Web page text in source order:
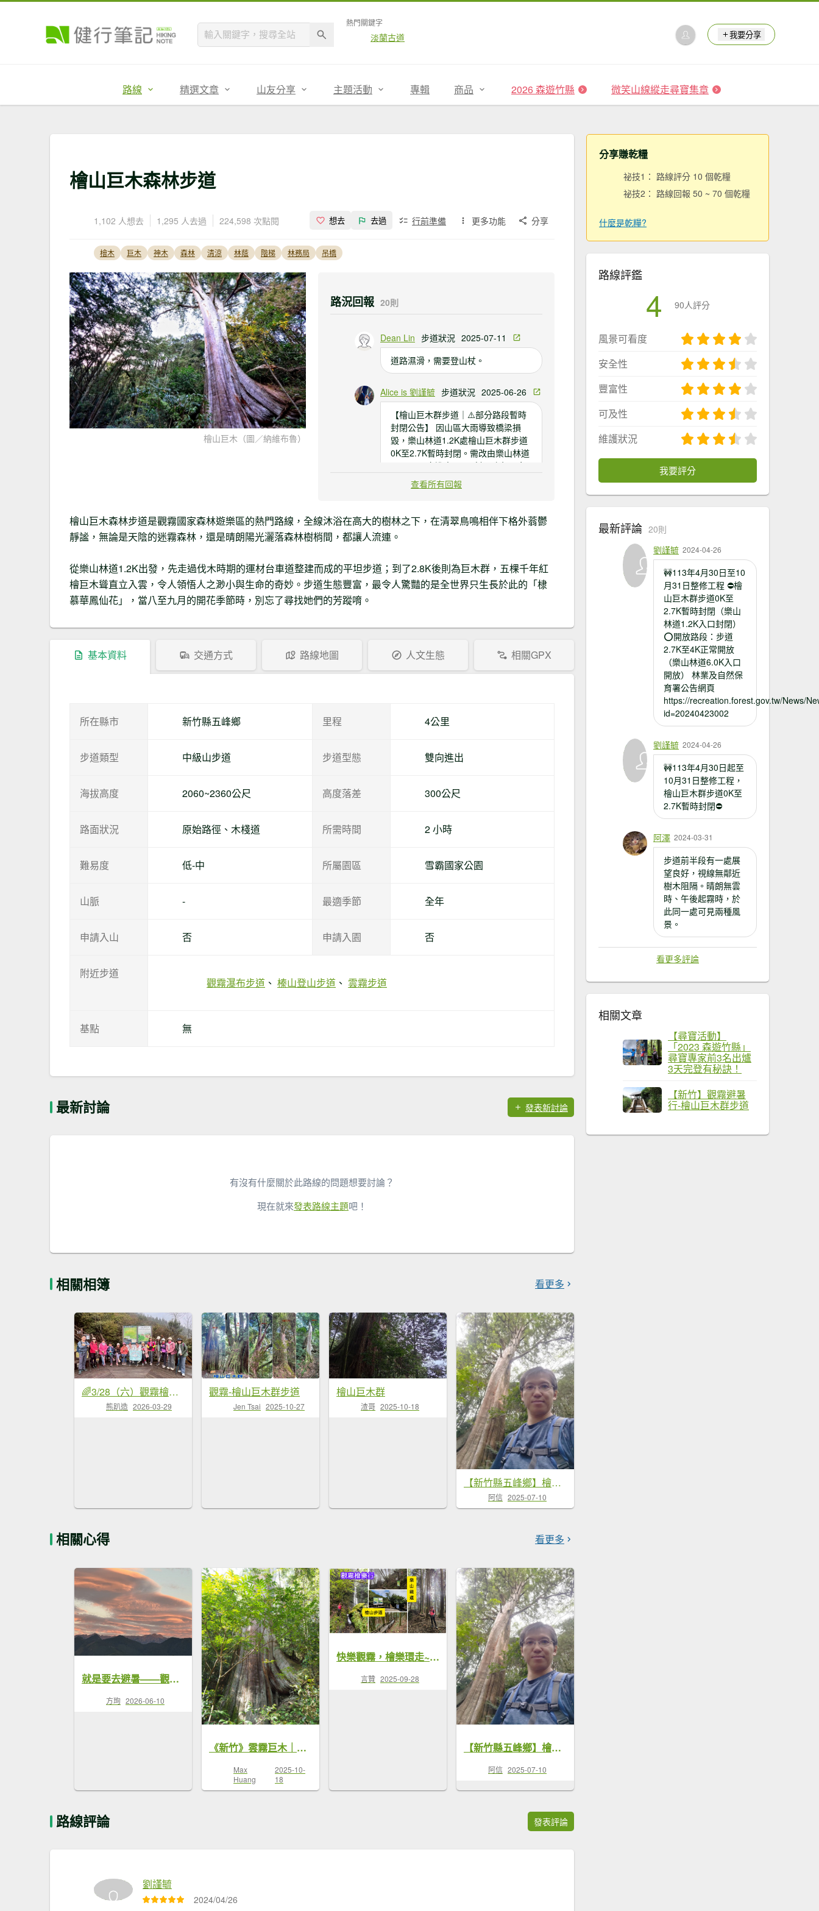
熱門關鍵字
淡蘭古道 我要分享
路線 精選文章 山友分享 主題活動 專輯 商品 2026 森遊竹縣 微笑山線縱走尋寶集章
檜山巨木森林步道
1,102 人想去 1,295 人去過 224,598 次點閱 想去 去過 行前準備 更多功能 分享
檜木 巨木 神木 森林 清涼 林蔭 階梯 林務局 吊橋
檜山巨木（圖／納維布魯）
路況回報 20則
Dean Lin 步道狀況 2025-07-11
道路濕滑，需要登山杖。
Alice is 劉謹毓 步道狀況 2025-06-26
【檜山巨木群步道｜⚠️部分路段暫時
封閉公告】 因山區大雨導致橋梁損
毀，樂山林道1.2K處檜山巨木群步道
0K至2.7K暫時封閉。需改由樂山林道
6K入口單向進出。 🚫 封閉路段：步
道 0K 至 2.7K（即樂山林道1.2K入口
暫時封閉） ✅ 替代路線：請改由樂山
路折返。該路段為連續階梯，高度落
差為300公尺，請評估體能條件再行
前往。 樂山林道1.2K處檜山巨木群步
放將於林業及自然保育署「山林悠遊
網」公告
https://recreation.forest.gov.tw/Forest/RA?
🚧檜山巨木群步道整修工程🚧 #部分
路段開放 工程名稱：檜山巨木群步道
山林道1.2K入口封閉） ⭕開放路段：
6.0K入口開放） 🚶‍♂️請由位於樂山林道
6K的步道口進出，並於步道2.7K處 #
檜巨木，均位於開放路段內，歡迎民
眾前往欣賞。 ☝️步道2.7K至4K路段多
自身體能，可準備登山杖及護膝等。
id=20240423002
查看所有回報
檜山巨木森林步道是觀霧國家森林遊樂區的熱門路線，全線沐浴在高大的樹林之下，在清翠鳥鳴相伴下格外蓊鬱
靜謐，無論是天陰的迷霧森林，還是晴朗陽光灑落森林樹梢間，都讓人流連。
從樂山林道1.2K出發，先走過伐木時期的運材台車道整建而成的平坦步道；到了2.8K後則為巨木群，五棵千年紅
檜巨木聳直立入雲，令人領悟人之渺小與生命的奇妙。步道生態豐富，最令人驚豔的是全世界只生長於此的「棣
慕華鳳仙花」，當八至九月的開花季節時，別忘了尋找她們的芳蹤唷。
基本資料 交通方式 路線地圖 人文生態 相關GPX
所在縣市 新竹縣五峰鄉 里程 4公里
步道類型 中級山步道 步道型態 雙向進出
海拔高度 2060~2360公尺 高度落差 300公尺
路面狀況 原始路徑、木棧道 所需時間 2 小時
難易度 低-中 所屬園區 雪霸國家公園
山脈 - 最適季節 全年
申請入山 否 申請入園 否
附近步道
觀霧瀑布步道 榛山登山步道 雲霧步道
基點 無
最新討論 發表新討論
有沒有什麼關於此路線的問題想要討論？
現在就來發表路線主題吧！
相關相簿 看更多
🌈3/28（六）觀霧檜山巨山步道×瀑布步道✨FB：熊熊趴爬走🌈
熊趴造 2026-03-29
觀霧-檜山巨木群步道
Jen Tsai 2025-10-27
檜山巨木群
渣哥 2025-10-18
【新竹縣五峰鄉】檜山巨木森林步道
阿信 2025-07-10
相關心得 看更多
就是要去避暑——觀霧國家森林遊樂區(Day 2) 蜜月小徑＋檜山巨木群步道＋賞鳥步道＋觀瀑步道
方珣 2026-06-10
《新竹》雲霧巨木｜觀霧檜山巨木群及雲霧步道
Max
Huang
2025-10-
18
快樂觀霧，檜樂環走~檜山步道-樂山鐵道-五峰天際線-樂山林道
言贊 2025-09-28
【新竹縣五峰鄉】檜山巨木森林步道
阿信 2025-07-10
路線評論 發表評論
劉謹毓
2024/04/26
分享賺乾糧
祕技1： 路線評分 10 個乾糧
祕技2： 路線回報 50 ~ 70 個乾糧
什麼是乾糧?
路線評鑑
4 90人評分
風景可看度
安全性
豐富性
可及性
維護狀況
我要評分
最新評論 20則
劉謹毓 2024-04-26
🚧113年4月30日至10
月31日整修工程 ⛔檜
山巨木群步道0K至
2.7K暫時封閉（樂山
林道1.2K入口封閉）
⭕開放路段：步道
2.7K至4K正常開放
（樂山林道6.0K入口
開放） 林業及自然保
育署公告網頁
https://recreation.forest.gov.tw/News/
id=20240423002
劉謹毓 2024-04-26
🚧113年4月30日起至
10月31日整修工程，
檜山巨木群步道0K至
2.7K暫時封閉⛔
阿澤 2024-03-31
步道前半段有一處展
望良好，視線無鄰近
樹木阻隔。晴朗無雲
時、午後起霧時，於
此同一處可見兩種風
景。
看更多評論
相關文章
【尋寶活動】
「2023 森遊竹縣」
尋寶專家前3名出爐
3天完登有秘訣！
【新竹】觀霧避暑
行-檜山巨木群步道